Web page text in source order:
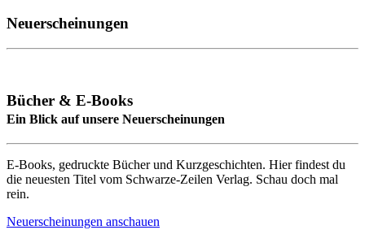
Neuerscheinungen
Bücher & E-Books
Ein Blick auf unsere Neuerscheinungen
E-Books, gedruckte Bücher und Kurzgeschichten. Hier findest du
die neuesten Titel vom Schwarze-Zeilen Verlag. Schau doch mal
rein.
Neuerscheinungen anschauen